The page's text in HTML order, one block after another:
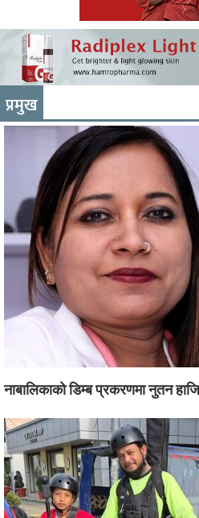
प्रमुख
नाबालिकाको डिम्ब प्रकरणमा नुतन